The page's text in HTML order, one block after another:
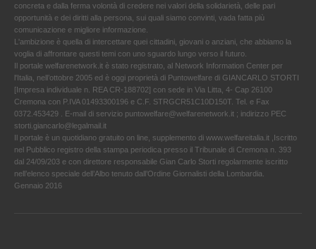
concreta e dalla ferma volontà di credere nei valori della solidarietà, delle pari
opportunità e dei diritti alla persona, sui quali siamo convinti, vada fatta più
comunicazione e migliore informazione.
L'ambizione è quella di intercettare quei cittadini, giovani o anziani, che abbiamo la
voglia di affrontare questi temi con uno sguardo lungo verso il futuro.
Il portale welfarenetwork.it è stato registrato, al Network Information Center per
l'Italia, nell’ottobre 2005 ed è oggi proprietà di Puntowelfare di GIANCARLO STORTI
[Impresa individuale n. REA CR-188702] con sede in Via Litta, 4- Cap 26100
Cremona con P.IVA 01493300196 e C.F. STRGCR51C10D150T. Tel. e Fax
0372.453429 . E-mail di servizio puntowelfare@welfarenetwork.it ; indirizzo PEC
storti.giancarlo@legalmail.it
Il portale è un quotidiano gratuito on line, supplemento di www.welfareitalia.it ,Iscritto
nel Pubblico registro della stampa periodica presso il Tribunale di Cremona n. 393
dal 24/09/203 e con direttore responsabile Gian Carlo Storti regolarmente iscritto
nell’elenco speciale dell’Albo tenuto dall’Ordine Giornalisti della Lombardia.
Gennaio 2016